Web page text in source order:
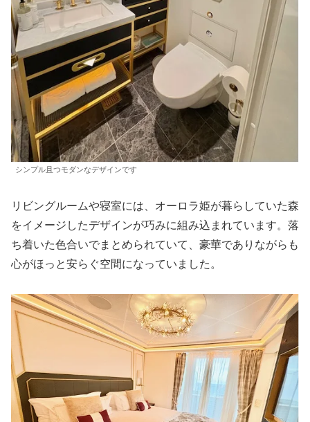
シンプル且つモダンなデザインです
リビングルームや寝室には、オーロラ姫が暮らしていた森
をイメージしたデザインが巧みに組み込まれています。落
ち着いた色合いでまとめられていて、豪華でありながらも
心がほっと安らぐ空間になっていました。